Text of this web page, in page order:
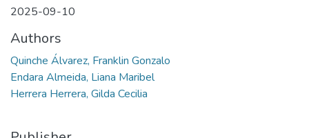
2025-09-10
Authors
Quinche Álvarez, Franklin Gonzalo
Endara Almeida, Liana Maribel
Herrera Herrera, Gilda Cecilia